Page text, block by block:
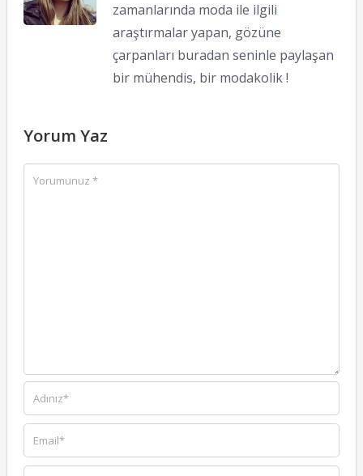
zamanlarında moda ile ilgili
araştırmalar yapan, gözüne
çarpanları buradan seninle paylaşan
bir mühendis, bir modakolik !
Yorum Yaz